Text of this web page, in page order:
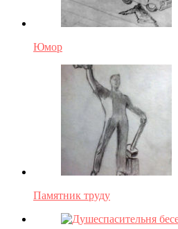
Юмор
Памятник труду